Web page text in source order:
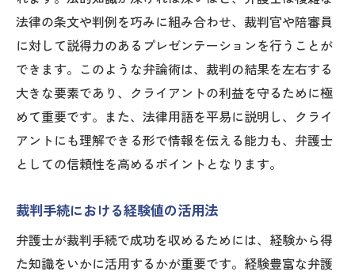
法律の条文や判例を巧みに組み合わせ、裁判官や陪審員
に対して説得力のあるプレゼンテーションを行うことが
できます。このような弁論術は、裁判の結果を左右する
大きな要素であり、クライアントの利益を守るために極
めて重要です。また、法律用語を平易に説明し、クライ
アントにも理解できる形で情報を伝える能力も、弁護士
としての信頼性を高めるポイントとなります。
裁判手続における経験値の活用法
弁護士が裁判手続で成功を収めるためには、経験から得
た知識をいかに活用するかが重要です。経験豊富な弁護